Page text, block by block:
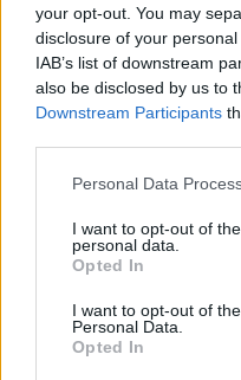
your opt-out. You may
disclosure of your
IAB’s list of downstream
also be disclosed by us to
Downstream Participants
Please note that this
not limited to your visit or
grant or deny consent to
use your data for below
consent section.
Personal Data
I want to opt-out of
personal data.
Opted In
I want to opt-out of
Personal Data.
Opted In
módosításáról
Szabad Pécs: Lehet
ültetvények?